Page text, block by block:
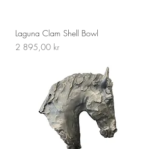
Laguna Clam Shell Bowl
Pris
2 895,00 kr